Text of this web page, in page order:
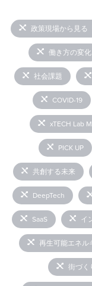
政策現場から見る
働き方の変化
社会課題
COVID-19
xTECH Lab
PICK UP
共創する未来
DeepTech
SaaS イ
再生可能エネル
街づく